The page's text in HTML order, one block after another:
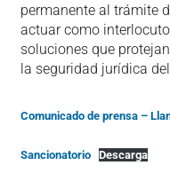
permanente al trámite
actuar como
soluciones que
la seguridad jurídica
Comunicado de prensa –
Sancionatorio Descarga